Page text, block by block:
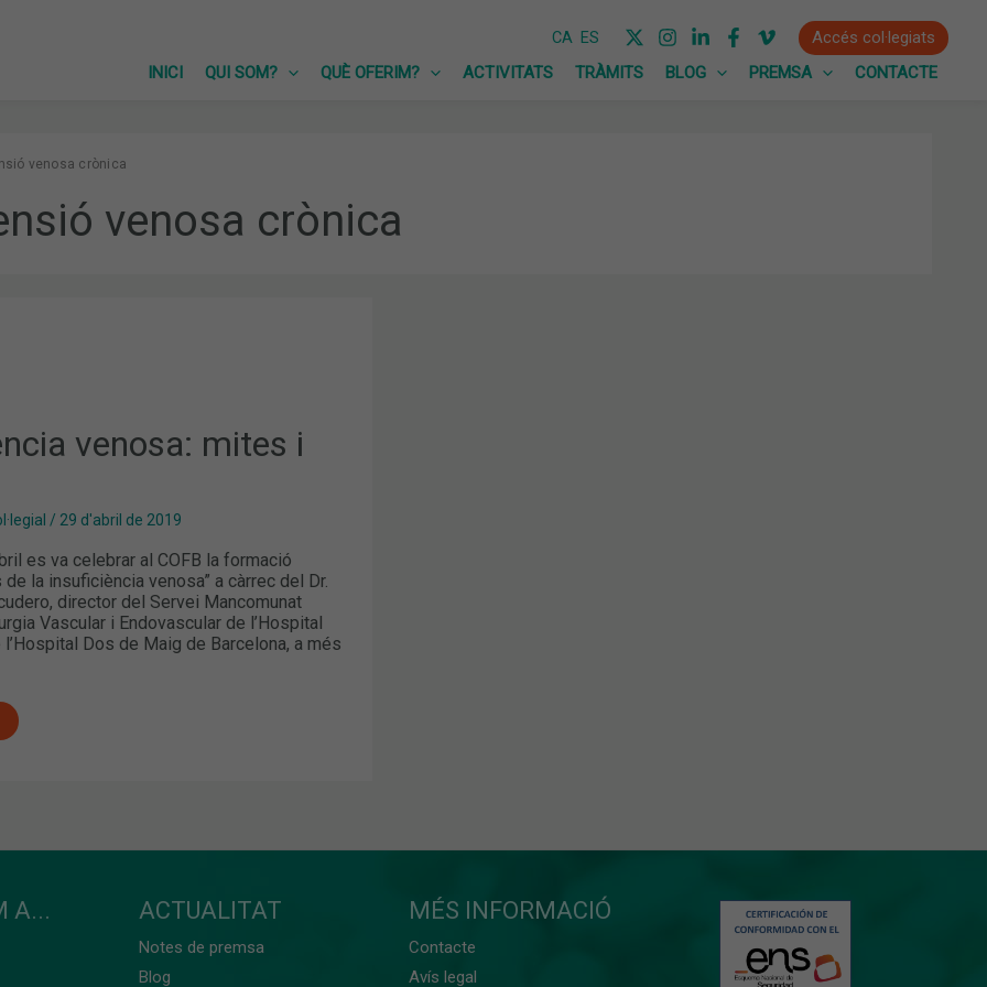
CA ES
Accés col·legiats
INICI
QUI SOM? QUÈ OFERIM? ACTIVITATS TRÀMITS BLOG PREMSA CONTACTE
venosa crònica
venosa crònica
venosa: mites i
/ 29 d'abril de 2019
es va celebrar al COFB la formació
la insuficiència venosa” a càrrec del Dr.
director del Servei Mancomunat
Vascular i Endovascular de l’Hospital
l’Hospital Dos de Maig de Barcelona, a més
A... ACTUALITAT
Notes de premsa
Blog
MÉS INFORMACIÓ
Contacte
Avís legal